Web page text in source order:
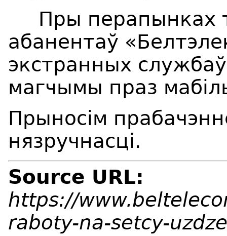
Пры перапынках
абанентаў
экстранных
магчымы праз
Прыносім
нязручнасці.
Source URL:
https://
raboty-na-setcy-